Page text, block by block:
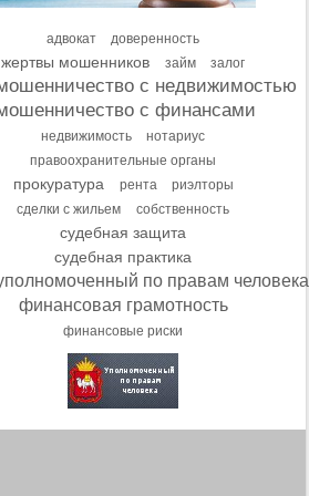
адвокат доверенность
жертвы мошенников займ залог
с недвижимостью
с финансами
недвижимость
нотариус
правоохранительные органы
прокуратура рента
риэлторы
сделки с жильем
собственность
судебная защита
судебная практика
по правам человека
финансовая грамотность
финансовые риски